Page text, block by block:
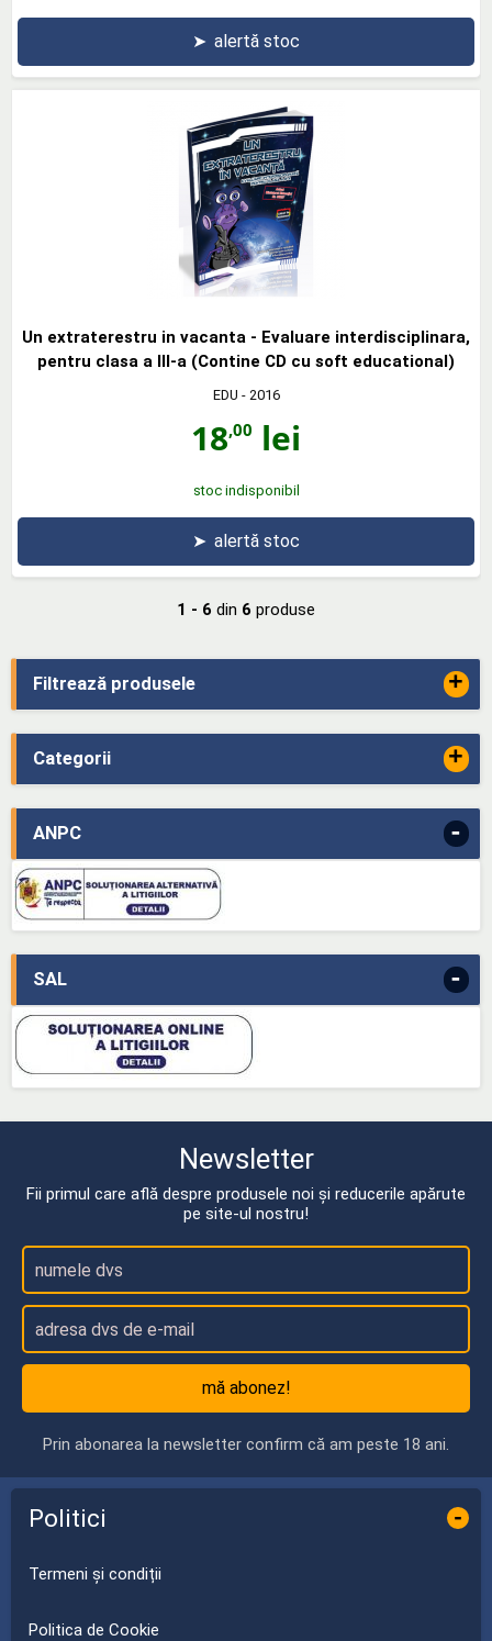
Filtrează produsele +
Categorii +
ANPC -
SAL -
➤ alertă stoc
Un extraterestru in vacanta - Evaluare interdisciplinara,
pentru clasa a III-a (Contine CD cu soft educational)
EDU - 2016
18,00 lei
stoc indisponibil
➤ alertă stoc
1 - 6 din 6 produse
Newsletter
Fii primul care află despre produsele noi și reducerile apărute
pe site-ul nostru!
mă abonez!
Prin abonarea la newsletter confirm că am peste 18 ani.
Politici -
Termeni și condiții
Politica de Cookie